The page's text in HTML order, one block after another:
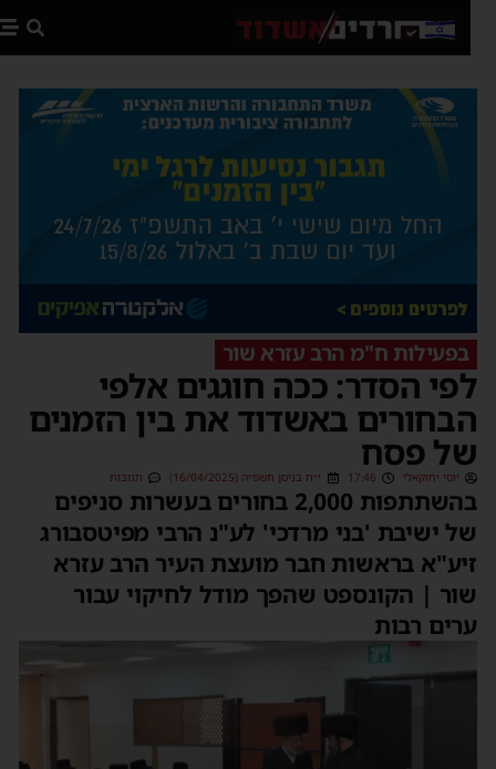
בפעילות ח"מ הרב עזרא שור
הסדר: ככה חוגגים אלפי
באשדוד את בין הזמנים
פסח
יוסי יחזקאלי 17:46 י״ח בניסן תשפ״ה (16/04/2025) תגובות
בהשתתפות 2,000 בחורים בעשרות סניפים
ישיבת 'בני מרדכי' לע"נ הרבי מפיטסבורג
בראשות חבר מועצת העיר הרב עזרא
| הקונספט שהפך מודל לחיקוי עבור
רבות